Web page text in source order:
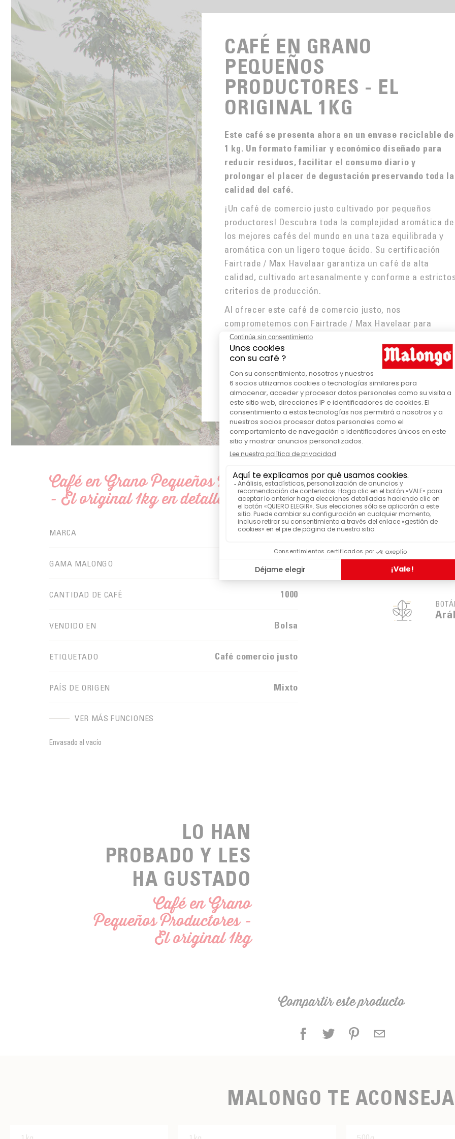
CAFÉ EN GRANO
PEQUEÑOS
PRODUCTORES - EL
ORIGINAL 1KG
Este café se presenta ahora en un envase reciclable de
1 kg. Un formato familiar y económico diseñado para
reducir residuos, facilitar el consumo diario y
prolongar el placer de degustación preservando toda la
calidad del café.
¡Un café de comercio justo cultivado por pequeños
productores! Descubra toda la complejidad aromática de
los mejores cafés del mundo en una taza equilibrada y
aromática con un ligero toque ácido. Su certificación
Fairtrade / Max Havelaar garantiza un café de alta
calidad, cultivado artesanalmente y conforme a
criterios de producción.
Al ofrecer este café de comercio justo, nos
comprometemos con Fairtrade / Max Havelaar para
promover una economía más justa. Esto significa
directamente a las cooperativas de pequeños
productores, garantizar un precio mínimo de compra y
protegerlos frente a las fluctuaciones del mercado
mundial del café.
Café en Grano Pequeños Productores
- El original 1kg en detalle
MARCA Malongo
GAMA MALONGO
CANTIDAD DE CAFÉ 1000
VENDIDO EN Bolsa
ETIQUETADO Café comercio justo
PAÍS DE ORIGEN Mixto
VER MÁS FUNCIONES
Envasado al vacío
LO HAN
PROBADO Y LES
HA GUSTADO
Café en Grano
Pequeños Productores -
El original 1kg
Compartir este producto
MALONGO TE ACONSEJA